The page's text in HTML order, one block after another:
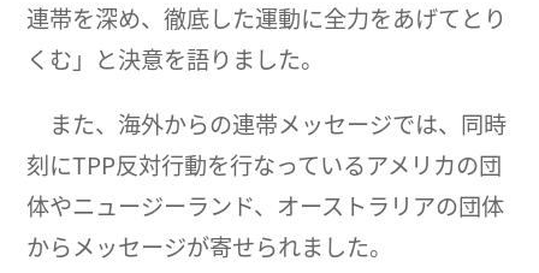
連帯を深め、徹底した運動に全力をあげてとり
くむ」と決意を語りました。
また、海外からの連帯メッセージでは、同時
刻にTPP反対行動を行なっているアメリカの団
体やニュージーランド、オーストラリアの団体
からメッセージが寄せられました。